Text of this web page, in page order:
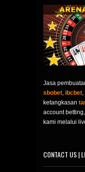
Jasa
sbobet, ibcbet,
ketangkasan
account
kami melalui
CONTACT US |